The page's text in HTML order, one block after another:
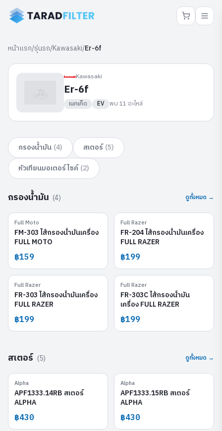
หน้าแรก/รุ่นรถ/Kawasaki/Er-6f
Kawasaki
Er-6f
เนคเค็ด EV พบ 11 อะไหล่
กรองน้ำมัน (4) สเตอร์ (5)
หัวเทียนมอเตอร์ไซค์ (2)
กรองน้ำมัน (4) ดูทั้งหมด →
Full Moto
FM-303 ไส้กรองน้ำมันเครื่อง
FULL MOTO
฿159
Full Razer
FR-204 ไส้กรองน้ำมันเครื่อง
FULL RAZER
฿199
Full Razer
FR-303 ไส้กรองน้ำมันเครื่อง
FULL RAZER
฿199
Full Razer
FR-303C ไส้กรองน้ำมัน
เครื่อง FULL RAZER
฿199
สเตอร์ (5) ดูทั้งหมด →
Alpha
APF1333.14RB สเตอร์
ALPHA
฿430
Alpha
APF1333.15RB สเตอร์
ALPHA
฿430